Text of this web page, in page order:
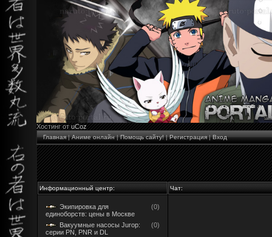
Хостинг отuCoz
Главная|Аниме онлайн|Помощь сайту!|Регистрация|Вход
Информационный центр: Чат:
Экипировка для
единоборств: цены в Москве
(0)
Вакуумные насосы Jurop:
серии PN, PNR и DL
(0)